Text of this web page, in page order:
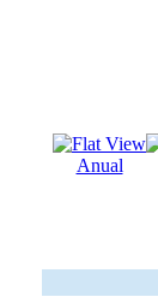
Anual